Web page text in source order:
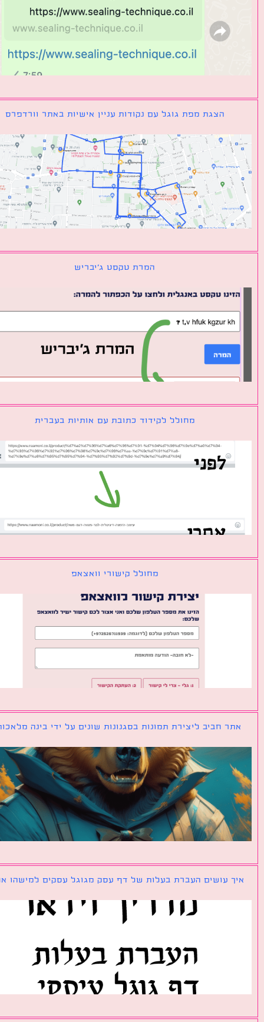
הצגת מפת גוגל עם נקודות עניין אישיות באתר וורדפרס
המרת טקסט ג׳יבריש
מחולל לקידוד כתובת עם אותיות בעברית
מחולל קישורי וואצאפ
חביב ליצירת תמונות בסגנונות שונים על ידי בינה מלאכותית
עושים העברת בעלות של דף עסק מגוגל עסקים למישהו אחר?